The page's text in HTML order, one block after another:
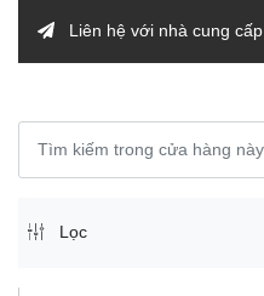
Liên hệ với nhà cung cấp
Lọc